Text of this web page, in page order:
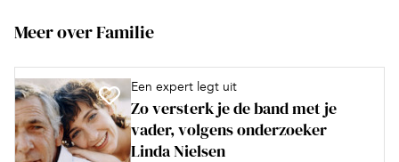
Meer over Familie
Een expert legt uit
Zo versterk je de band met je
vader, volgens onderzoeker
Linda Nielsen